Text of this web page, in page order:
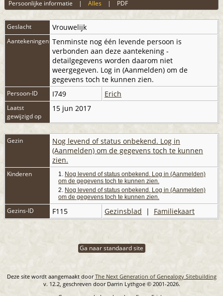
Persoonlijke informatie |Alles | PDF
Geslacht Vrouwelijk
Aantekeningen Tenminste nog één levende persoon is
verbonden aan deze aantekening -
detailgegevens worden daarom niet
weergegeven. Log in (Aanmelden) om de
gegevens toch te kunnen zien.
Persoon-ID I749 Erich
Laatst
gewijzigd op
15 jun 2017
Gezin
Nog levend of status onbekend. Log in
(Aanmelden) om de gegevens toch te kunnen
zien.
Kinderen 1. Nog levend of status onbekend. Log in (Aanmelden)
om de gegevens toch te kunnen zien.
2. Nog levend of status onbekend. Log in (Aanmelden)
om de gegevens toch te kunnen zien.
Gezins-ID F115 Gezinsblad | Familiekaart
Ga naar standaard site
Deze site wordt aangemaakt doorThe Next Generation of Genealogy Sitebuilding
v. 12.2, geschreven door Darrin Lythgoe © 2001-2026.